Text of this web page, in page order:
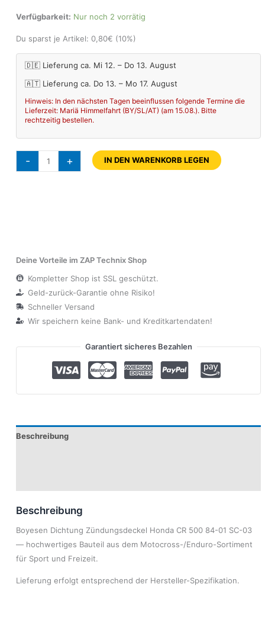
Verfügbarkeit: Nur noch 2 vorrätig
Du sparst je Artikel: 0,80€ (10%)
🇩🇪 Lieferung ca. Mi 12. – Do 13. August
🇦🇹 Lieferung ca. Do 13. – Mo 17. August
Hinweis: In den nächsten Tagen beeinflussen folgende Termine die
Lieferzeit: Mariä Himmelfahrt (BY/SL/AT) (am 15.08.). Bitte
rechtzeitig bestellen.
- + IN DEN WARENKORB LEGEN
Deine Vorteile im ZAP Technix Shop
Kompletter Shop ist SSL geschützt.
Geld-zurück-Garantie ohne Risiko!
Schneller Versand
Wir speichern keine Bank- und Kreditkartendaten!
Garantiert sicheres Bezahlen
Beschreibung
Beschreibung
Boyesen Dichtung Zündungsdeckel Honda CR 500 84-01 SC-03
— hochwertiges Bauteil aus dem Motocross-/Enduro-Sortiment
für Sport und Freizeit.
Lieferung erfolgt entsprechend der Hersteller-Spezifikation.